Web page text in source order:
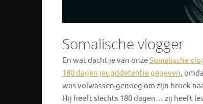
Somalische vlogger
En wat dacht je van onzeSomalische
180 dagen jeugddetentie gegeven,
was volwassen genoeg om zijn broek
Hij heeft slechts 180 dagen… zij heeft